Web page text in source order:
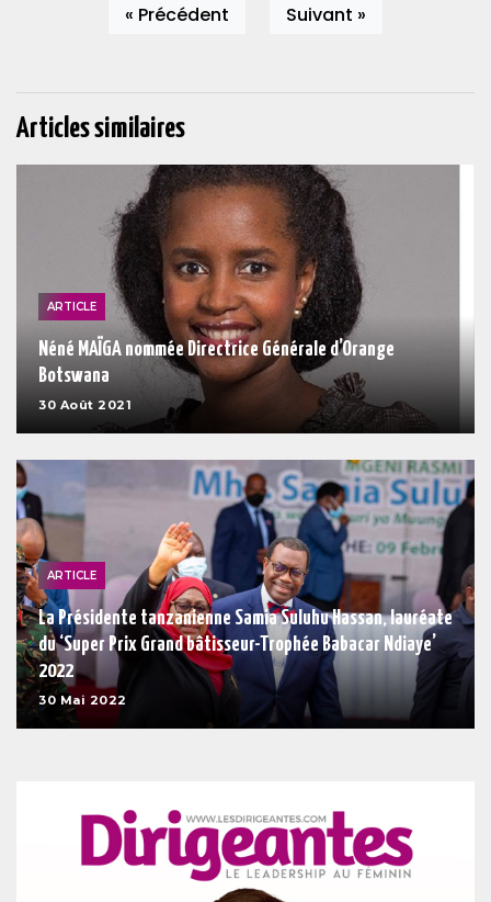
« Précédent Suivant »
Articles similaires
ARTICLE
Néné MAÏGA nommée Directrice Générale d’Orange
Botswana
30 Août 2021
ARTICLE
La Présidente tanzanienne Samia Suluhu Hassan, lauréate
du ‘Super Prix Grand bâtisseur-Trophée Babacar Ndiaye’
2022
30 Mai 2022